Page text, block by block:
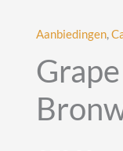
Aanbiedingen,